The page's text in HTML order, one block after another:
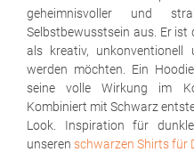
geheimnisvoller und
Selbstbewusstsein aus. Er ist
als kreativ, unkonventionell
werden möchten. Ein
seine volle Wirkung im
Kombiniert mit Schwarz
Look. Inspiration für
unseren schwarzen Shirts für